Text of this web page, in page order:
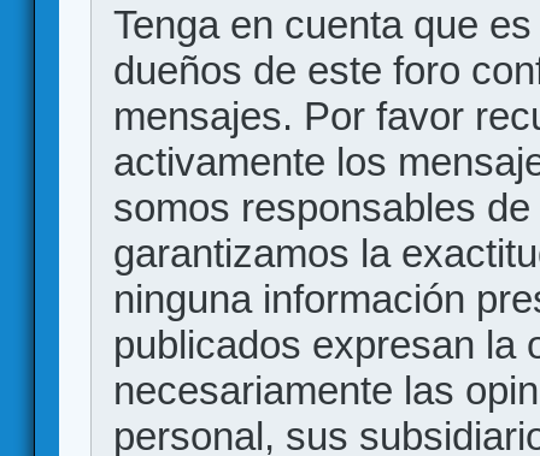
Tenga en cuenta que
dueños de este foro
mensajes. Por favor
activamente los
somos responsables
garantizamos la
ninguna información
publicados expresan la
necesariamente las
personal, sus